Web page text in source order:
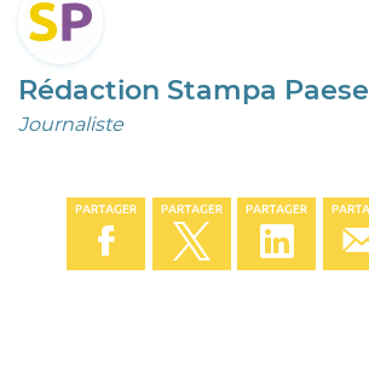
Rédaction Stampa Paese
Journaliste